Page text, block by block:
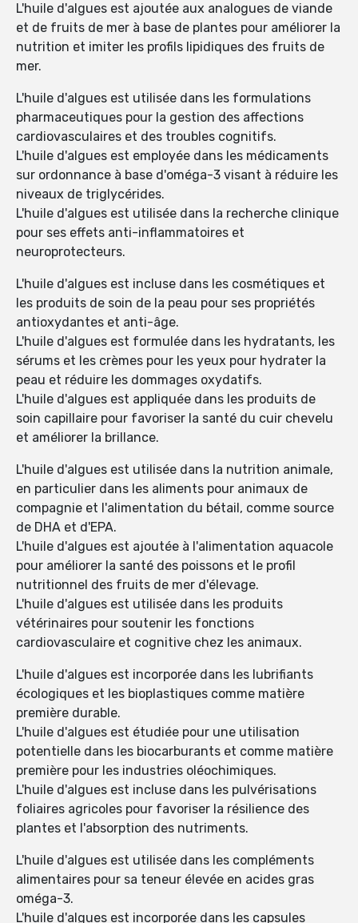
L'huile d'algues est ajoutée aux analogues de viande
et de fruits de mer à base de plantes pour améliorer la
nutrition et imiter les profils lipidiques des fruits de
mer.
L'huile d'algues est utilisée dans les formulations
pharmaceutiques pour la gestion des affections
cardiovasculaires et des troubles cognitifs.
L'huile d'algues est employée dans les médicaments
sur ordonnance à base d'oméga-3 visant à réduire les
niveaux de triglycérides.
L'huile d'algues est utilisée dans la recherche clinique
pour ses effets anti-inflammatoires et
neuroprotecteurs.
L'huile d'algues est incluse dans les cosmétiques et
les produits de soin de la peau pour ses propriétés
antioxydantes et anti-âge.
L'huile d'algues est formulée dans les hydratants, les
sérums et les crèmes pour les yeux pour hydrater la
peau et réduire les dommages oxydatifs.
L'huile d'algues est appliquée dans les produits de
soin capillaire pour favoriser la santé du cuir chevelu
et améliorer la brillance.
L'huile d'algues est utilisée dans la nutrition animale,
en particulier dans les aliments pour animaux de
compagnie et l'alimentation du bétail, comme source
de DHA et d'EPA.
L'huile d'algues est ajoutée à l'alimentation aquacole
pour améliorer la santé des poissons et le profil
nutritionnel des fruits de mer d'élevage.
L'huile d'algues est utilisée dans les produits
vétérinaires pour soutenir les fonctions
cardiovasculaire et cognitive chez les animaux.
L'huile d'algues est incorporée dans les lubrifiants
écologiques et les bioplastiques comme matière
première durable.
L'huile d'algues est étudiée pour une utilisation
potentielle dans les biocarburants et comme matière
première pour les industries oléochimiques.
L'huile d'algues est incluse dans les pulvérisations
foliaires agricoles pour favoriser la résilience des
plantes et l'absorption des nutriments.
L'huile d'algues est utilisée dans les compléments
alimentaires pour sa teneur élevée en acides gras
oméga-3.
L'huile d'algues est incorporée dans les capsules